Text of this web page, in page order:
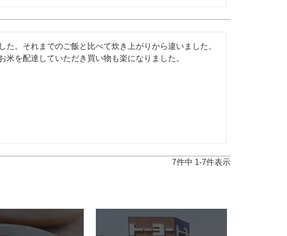
た。それまでのご飯と比べて炊き上がりから違いました。
米を配達していただき買い物も楽になりました。
7件中 1-7件表示